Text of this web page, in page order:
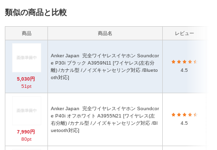
類似の商品と比較
商品 商品名 レビュー
5,030円
51pt
Anker Japan
e P30i ブラック A3959N11 [ワイヤレス(左右分
離) /カナル型 /ノイズキャンセリング対応 /Blueto
oth対応]
4.5
7,990円
80pt
Anker Japan
e P40i オフホワイト A3955N21 [ワイヤレス(左
右分離) /カナル型 /ノイズキャンセリング対応 /Bl
uetooth対応]
4.5